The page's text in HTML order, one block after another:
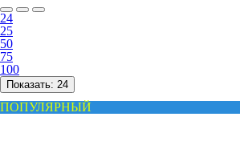
24
25
50
75
100
Показать: 24
ПОПУЛЯРНЫЙ